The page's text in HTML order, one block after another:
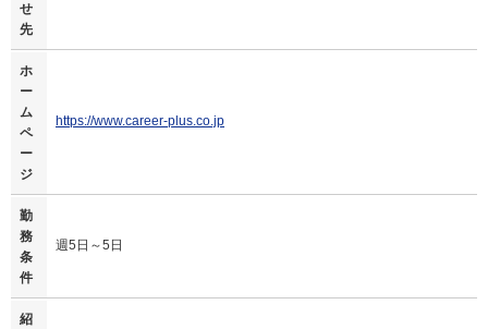
せ
先
ホ
ー
ム
ペ
ー
ジ
https://www.career-plus.co.jp
勤
務
条
件
週5日～5日
紹